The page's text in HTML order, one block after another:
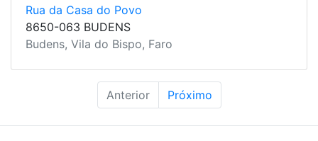
Rua da Casa do Povo
8650-063 BUDENS
Budens, Vila do Bispo, Faro
Anterior Próximo